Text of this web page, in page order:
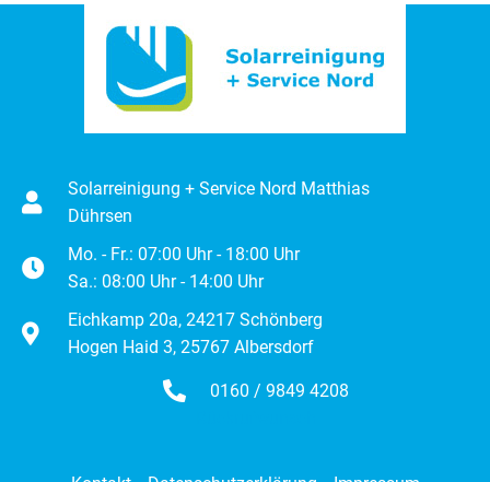
Solarreinigung + Service Nord Matthias
Dührsen
Mo. - Fr.: 07:00 Uhr - 18:00 Uhr
Sa.: 08:00 Uhr - 14:00 Uhr
Eichkamp 20a, 24217 Schönberg
Hogen Haid 3, 25767 Albersdorf
0160 / 9849 4208